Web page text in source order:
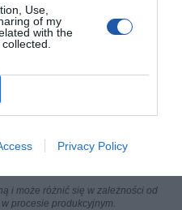
Use,
of my
with the
Privacy Policy
i może różnić się w zależności od
procesie produkcyjnym.